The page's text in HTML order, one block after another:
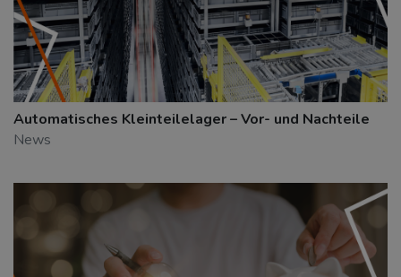
Automatisches Kleinteilelager – Vor- und Nachteile
News